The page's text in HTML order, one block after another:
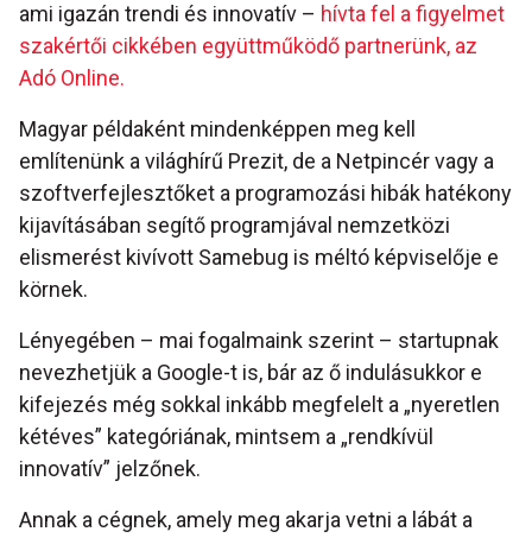
ami igazán trendi és innovatív – hívta fel a figyelmet
szakértői cikkében együttműködő partnerünk, az
Adó Online.
Magyar példaként mindenképpen meg kell
említenünk a világhírű Prezit, de a Netpincér vagy a
szoftverfejlesztőket a programozási hibák hatékony
kijavításában segítő programjával nemzetközi
elismerést kivívott Samebug is méltó képviselője e
körnek.
Lényegében – mai fogalmaink szerint – startupnak
nevezhetjük a Google-t is, bár az ő indulásukkor e
kifejezés még sokkal inkább megfelelt a „nyeretlen
kétéves” kategóriának, mintsem a „rendkívül
innovatív” jelzőnek.
Annak a cégnek, amely meg akarja vetni a lábát a